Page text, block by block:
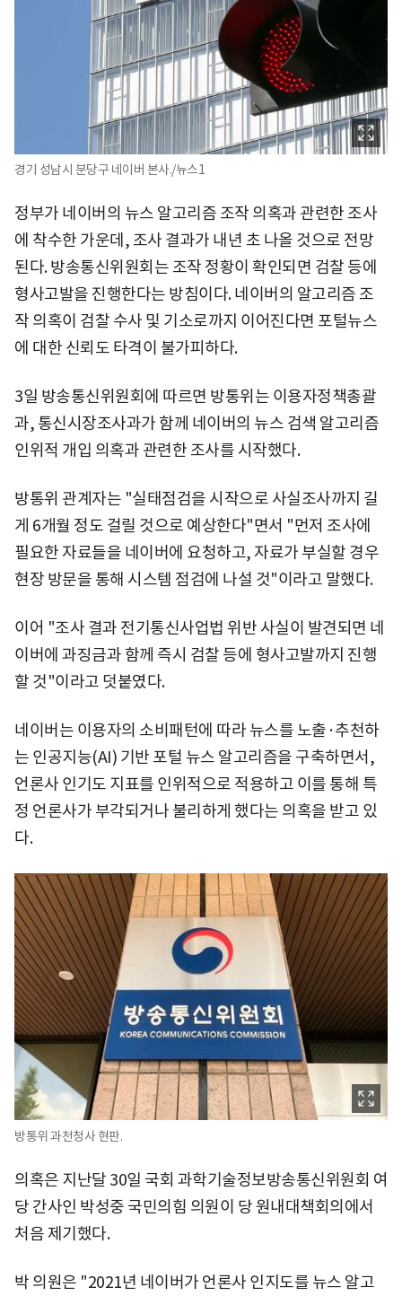
경기 성남시 분당구 네이버 본사./뉴스1
정부가 네이버의 뉴스 알고리즘 조작 의혹과 관련한 조사
에 착수한 가운데, 조사 결과가 내년 초 나올 것으로 전망
된다. 방송통신위원회는 조작 정황이 확인되면 검찰 등에
형사고발을 진행한다는 방침이다. 네이버의 알고리즘 조
작 의혹이 검찰 수사 및 기소로까지 이어진다면 포털뉴스
에 대한 신뢰도 타격이 불가피하다.
3일 방송통신위원회에 따르면 방통위는 이용자정책총괄
과, 통신시장조사과가 함께 네이버의 뉴스 검색 알고리즘
인위적 개입 의혹과 관련한 조사를 시작했다.
방통위 관계자는 "실태점검을 시작으로 사실조사까지 길
게 6개월 정도 걸릴 것으로 예상한다"면서 "먼저 조사에
필요한 자료들을 네이버에 요청하고, 자료가 부실할 경우
현장 방문을 통해 시스템 점검에 나설 것"이라고 말했다.
이어 "조사 결과 전기통신사업법 위반 사실이 발견되면 네
이버에 과징금과 함께 즉시 검찰 등에 형사고발까지 진행
할 것"이라고 덧붙였다.
네이버는 이용자의 소비패턴에 따라 뉴스를 노출·추천하
는 인공지능(AI) 기반 포털 뉴스 알고리즘을 구축하면서,
언론사 인기도 지표를 인위적으로 적용하고 이를 통해 특
정 언론사가 부각되거나 불리하게 했다는 의혹을 받고 있
다.
방통위 과천청사 현판.
의혹은 지난달 30일 국회 과학기술정보방송통신위원회 여
당 간사인 박성중 국민의힘 의원이 당 원내대책회의에서
처음 제기했다.
박 의원은 "2021년 네이버가 언론사 인지도를 뉴스 알고